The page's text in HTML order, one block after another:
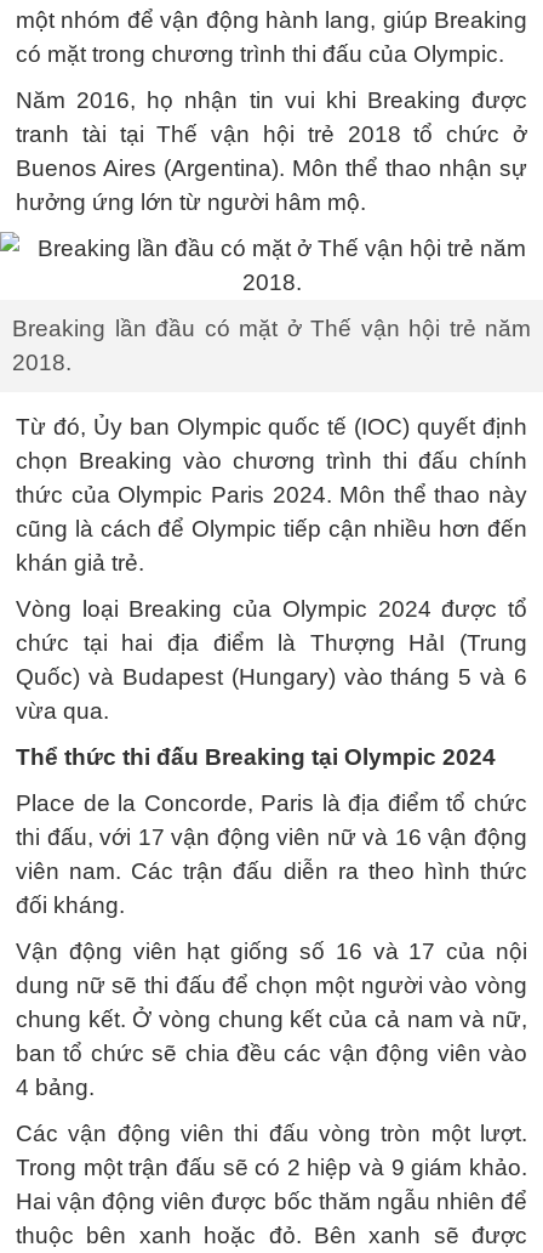
một nhóm để vận động hành lang, giúp Breaking
có mặt trong chương trình thi đấu của Olympic.
Năm 2016, họ nhận tin vui khi Breaking được
tranh tài tại Thế vận hội trẻ 2018 tổ chức ở
Buenos Aires (Argentina). Môn thể thao nhận sự
hưởng ứng lớn từ người hâm mộ.
Breaking lần đầu có mặt ở Thế vận hội trẻ năm
2018.
Từ đó, Ủy ban Olympic quốc tế (IOC) quyết định
chọn Breaking vào chương trình thi đấu chính
thức của Olympic Paris 2024. Môn thể thao này
cũng là cách để Olympic tiếp cận nhiều hơn đến
khán giả trẻ.
Vòng loại Breaking của Olympic 2024 được tổ
chức tại hai địa điểm là Thượng HảI (Trung
Quốc) và Budapest (Hungary) vào tháng 5 và 6
vừa qua.
Thể thức thi đấu Breaking tại Olympic 2024
Place de la Concorde, Paris là địa điểm tổ chức
thi đấu, với 17 vận động viên nữ và 16 vận động
viên nam. Các trận đấu diễn ra theo hình thức
đối kháng.
Vận động viên hạt giống số 16 và 17 của nội
dung nữ sẽ thi đấu để chọn một người vào vòng
chung kết. Ở vòng chung kết của cả nam và nữ,
ban tổ chức sẽ chia đều các vận động viên vào
4 bảng.
Các vận động viên thi đấu vòng tròn một lượt.
Trong một trận đấu sẽ có 2 hiệp và 9 giám khảo.
Hai vận động viên được bốc thăm ngẫu nhiên để
thuộc bên xanh hoặc đỏ. Bên xanh sẽ được